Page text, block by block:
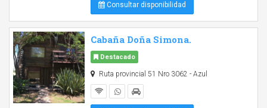
Consultar disponibilidad
Cabaña Doña Simona.
Destacado
Ruta provincial 51 Nro 3062 - Azul